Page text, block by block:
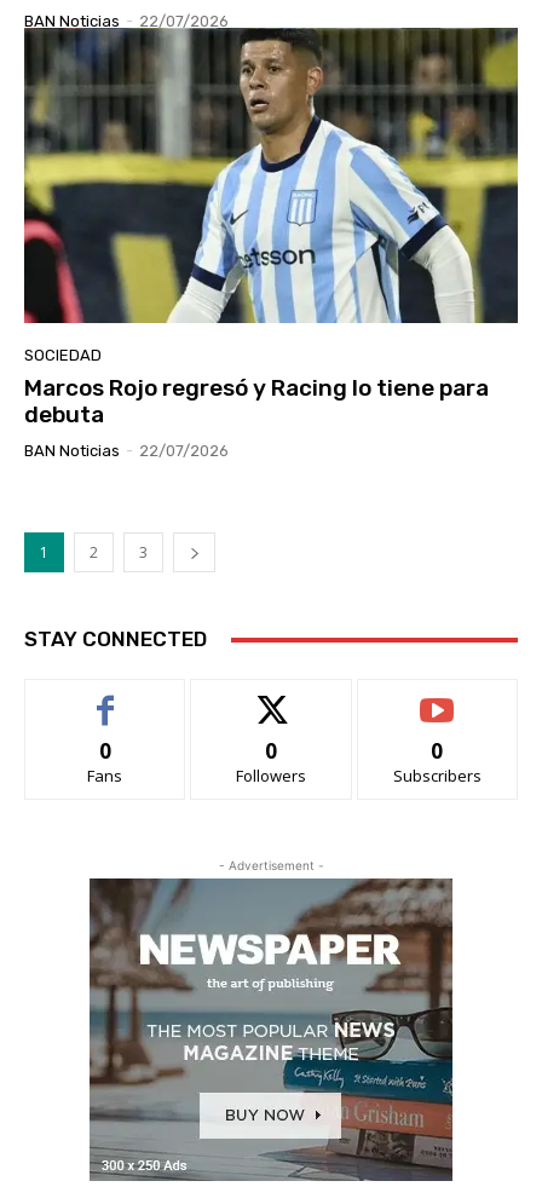
BAN Noticias - 22/07/2026
SOCIEDAD
Marcos Rojo regresó y Racing lo tiene para
debuta
BAN Noticias - 22/07/2026
1 2 3
STAY CONNECTED
0
Fans
0
Followers
0
Subscribers
- Advertisement -